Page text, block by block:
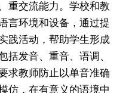
重交流能力。学校和教
言环境和设备，通过提
践活动，帮助学生形成
括发音、重音、语调、
求教师防止以单音准确
仿，在有意义的语境中